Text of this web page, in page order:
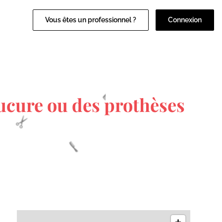
Vous êtes un professionnel ? Connexion
ou des prothèses